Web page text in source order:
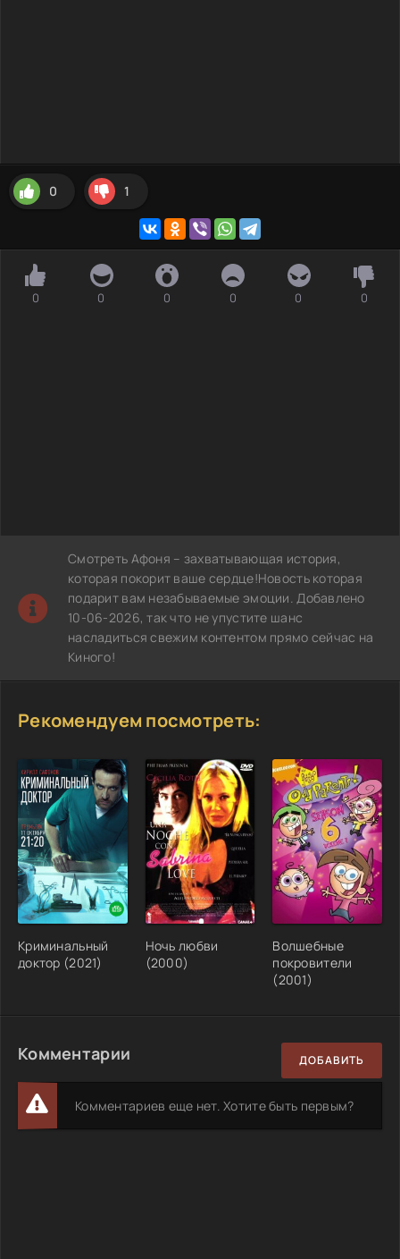
0 1
0 0 0 0 0 0
Смотреть Афоня – захватывающая история,
которая покорит ваше сердце!Новость которая
подарит вам незабываемые эмоции. Добавлено
10-06-2026, так что не упустите шанс
насладиться свежим контентом прямо сейчас на
Киного!
Рекомендуем посмотреть:
Криминальный
доктор (2021)
Ночь любви
(2000)
Волшебные
покровители
(2001)
Комментарии ДОБАВИТЬ
Комментариев еще нет. Хотите быть первым?